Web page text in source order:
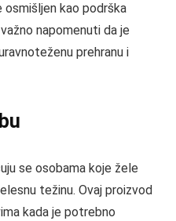
osmišljen kao podrška
napomenuti da je
prehranu i
se osobama koje žele
težinu. Ovaj proizvod
kada je potrebno